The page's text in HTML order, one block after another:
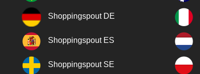
Shoppingspout DE
Shoppingspout ES
Shoppingspout SE